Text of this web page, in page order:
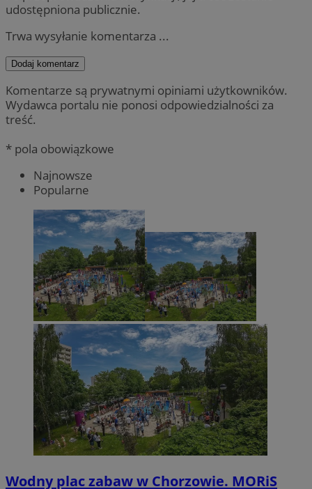
udostępniona publicznie.
Trwa wysyłanie komentarza ...
Dodaj komentarz
Komentarze są prywatnymi opiniami użytkowników.
Wydawca portalu nie ponosi odpowiedzialności za
treść.
* pola obowiązkowe
Najnowsze
Popularne
Wodny plac zabaw w Chorzowie. MORiS